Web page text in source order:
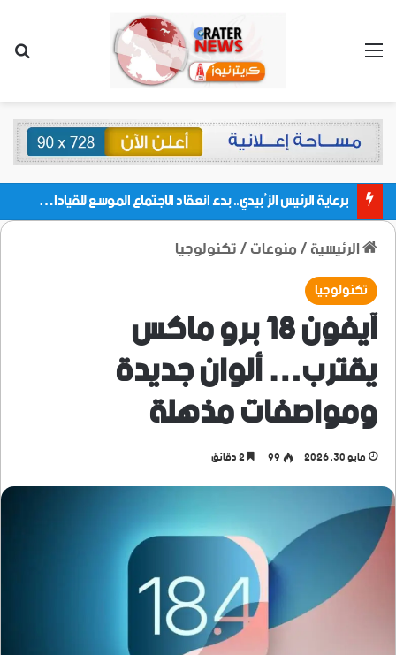
القائمة
برعاية الرئيس الزُبيدي.. بدء انعقاد الاجتماع الموسع للقيادات المحلية بالعاصمة ولمديريات وكتل مجلس العموم ومنسقيات الجامعة بالعاصمة عدن
الرئيسية/منوعات/تكنولوجيا
تكنولوجيا
آيفون 18 برو ماكس
يقترب… ألوان جديدة
ومواصفات مذهلة
مايو 30, 2026 99